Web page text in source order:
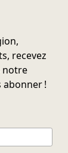
recevez
notre
abonner !